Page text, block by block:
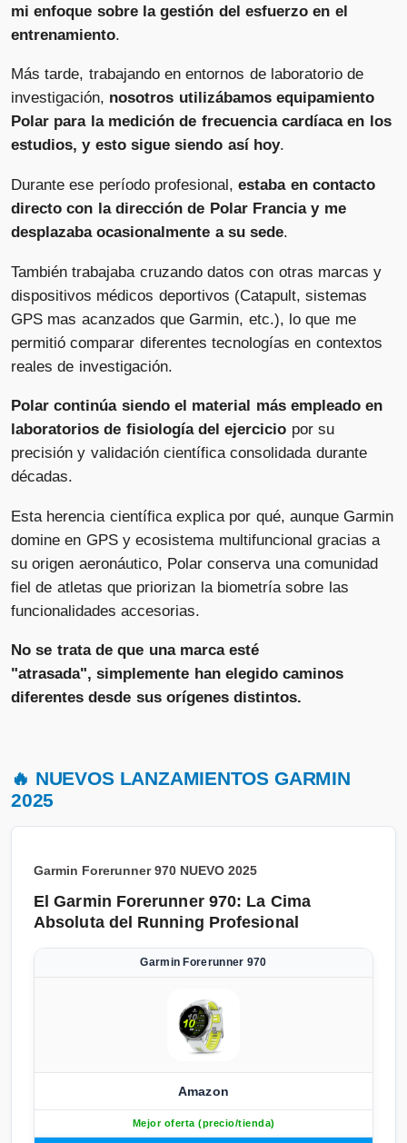
mi enfoque sobre la gestión del esfuerzo en el
entrenamiento.
Más tarde, trabajando en entornos de laboratorio de
investigación, nosotros utilizábamos equipamiento
Polar para la medición de frecuencia cardíaca en los
estudios, y esto sigue siendo así hoy.
Durante ese período profesional,estaba en contacto
directo con la dirección de Polar Francia y me
desplazaba ocasionalmente a su sede.
También trabajaba cruzando datos con otras marcas y
dispositivos médicos deportivos (Catapult, sistemas
GPS mas acanzados que Garmin, etc.), lo que me
permitió comparar diferentes tecnologías en contextos
reales de investigación.
Polar continúa siendo el material más empleado en
laboratorios de fisiología del ejercicio por su
precisión y validación científica consolidada durante
décadas.
Esta herencia científica explica por qué, aunque Garmin
domine en GPS y ecosistema multifuncional gracias a
su origen aeronáutico, Polar conserva una comunidad
fiel de atletas que priorizan la biometría sobre las
funcionalidades accesorias.
No se trata de que una marca esté
"atrasada", simplemente han elegido caminos
diferentes desde sus orígenes distintos.
🔥 NUEVOS LANZAMIENTOS GARMIN
2025
Garmin Forerunner 970 NUEVO 2025
El Garmin Forerunner 970: La Cima
Absoluta del Running Profesional
Garmin Forerunner 970
Amazon
Mejor oferta (precio/tienda)